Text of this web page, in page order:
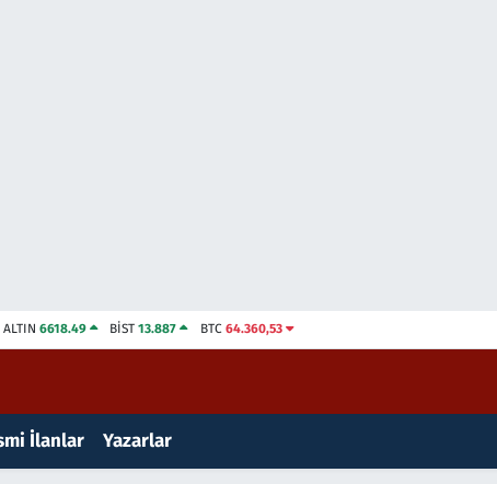
ALTIN 6618.49 BİST13.887 BTC 64.360,53
İlanlar Yazarlar